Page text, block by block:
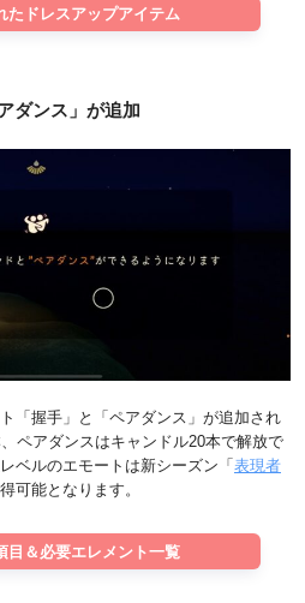
たドレスアップアイテム
ダンス」が追加
「握手」と「ペアダンス」が追加され
ペアダンスはキャンドル20本で解放で
ベルのエモートは新シーズン「表現者
可能となります。
目＆必要エレメント一覧